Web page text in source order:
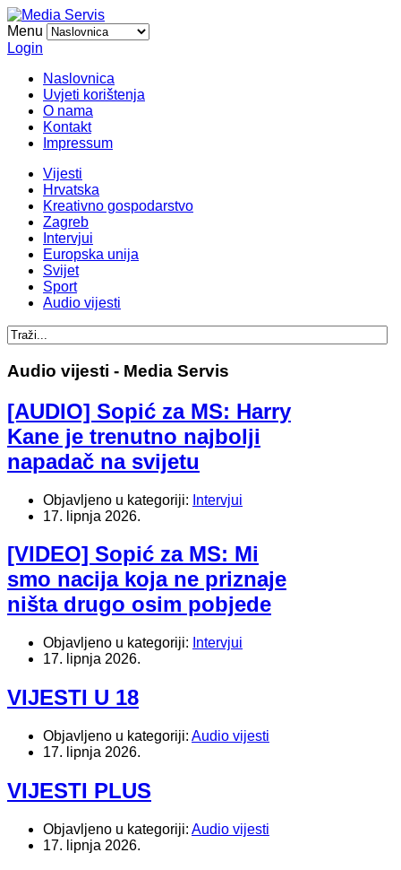
Menu
Login
Naslovnica
Uvjeti korištenja
O nama
Kontakt
Impressum
Vijesti
Hrvatska
Kreativno gospodarstvo
Zagreb
Intervjui
Europska unija
Svijet
Sport
Audio vijesti
Audio vijesti - Media Servis
[AUDIO] Sopić za MS: Harry
Kane je trenutno najbolji
napadač na svijetu
Objavljeno u kategoriji: Intervjui
17. lipnja 2026.
[VIDEO] Sopić za MS: Mi
smo nacija koja ne priznaje
ništa drugo osim pobjede
Objavljeno u kategoriji: Intervjui
17. lipnja 2026.
VIJESTI U 18
Objavljeno u kategoriji: Audio vijesti
17. lipnja 2026.
VIJESTI PLUS
Objavljeno u kategoriji: Audio vijesti
17. lipnja 2026.